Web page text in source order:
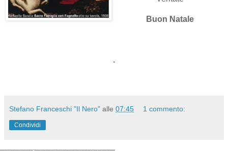
Buon Natale
.
Stefano Franceschi "Il Nero" alle 07:45 1 commento:
Condividi